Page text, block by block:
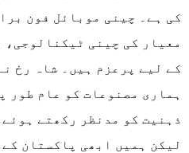
کی ہے۔ چینی موبائل فون
معیار کی چینی ٹیکنالوجی،
کے لیے پرعزم ہیں۔ شاہ رخ
ہماری مصنوعات کو عام طور
ذہنیت کو مدنظر رکھتے
لیکن ہمیں ابھی پاکستان کے